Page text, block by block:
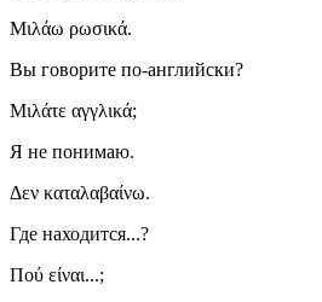
Μιλάω ρωσικά.
Вы говорите по-английски?
Μιλάτε αγγλικά;
Я не понимаю.
Δεν καταλαβαίνω.
Где находится...?
Πού είναι...;